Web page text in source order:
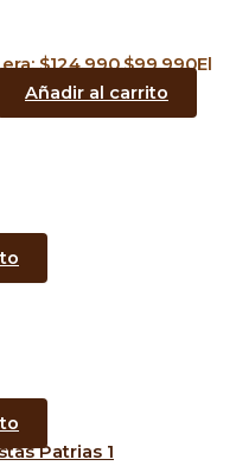
$124.990.$99.990El
Añadir al carrito